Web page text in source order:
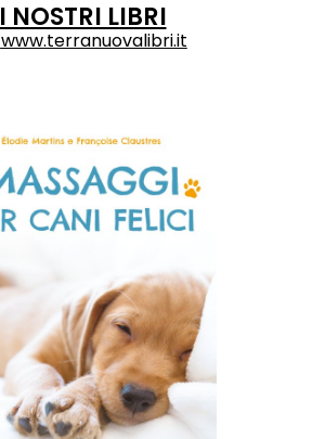
I NOSTRI LIBRI
www.terranuovalibri.it